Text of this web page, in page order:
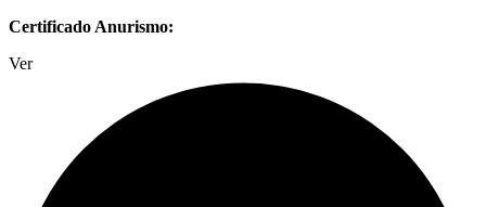
Certificado Anurismo:
Ver